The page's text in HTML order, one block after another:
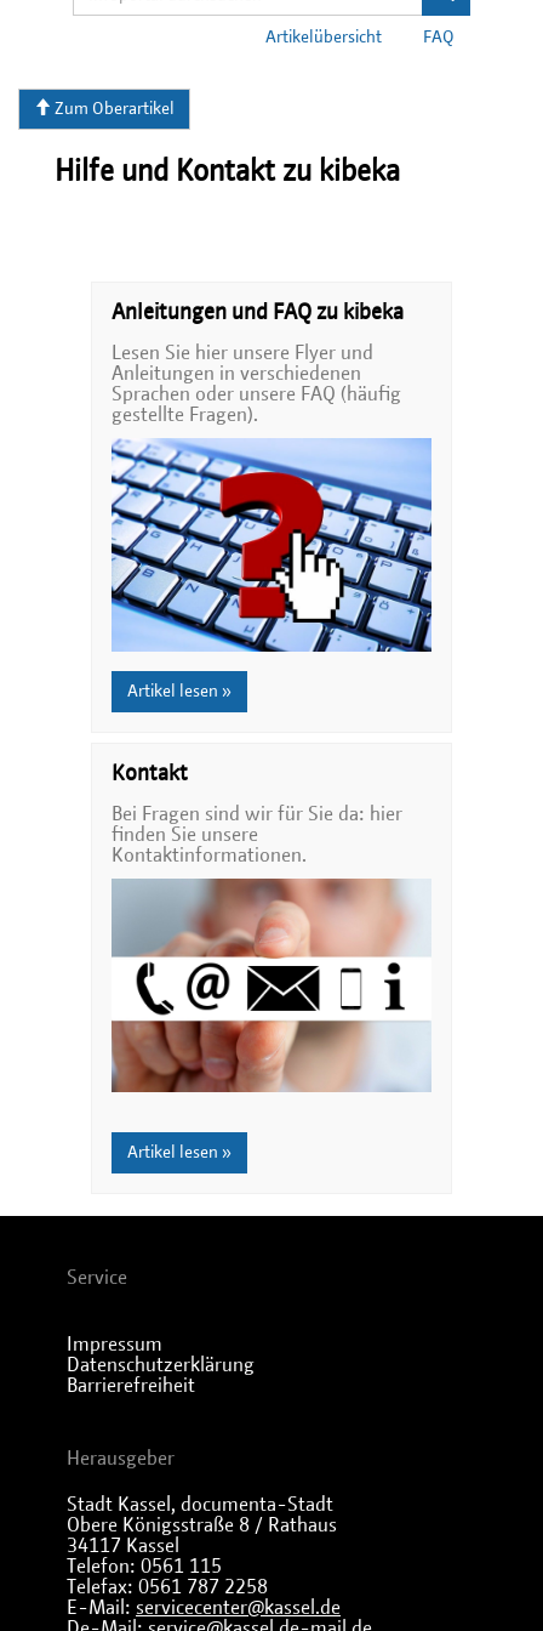
FAQ
Artikelübersicht
Zum Oberartikel
Hilfe und Kontakt zu kibeka
Anleitungen und FAQ zu kibeka
Lesen Sie hier unsere Flyer und
Anleitungen in verschiedenen
Sprachen oder unsere FAQ (häufig
gestellte Fragen).
Artikel lesen »
Kontakt
Bei Fragen sind wir für Sie da: hier
finden Sie unsere
Kontaktinformationen.
Artikel lesen »
Service
Impressum
Datenschutzerklärung
Barrierefreiheit
Herausgeber
Stadt Kassel, documenta-Stadt
Obere Königsstraße 8 / Rathaus
34117 Kassel
Telefon: 0561 115
Telefax: 0561 787 2258
E-Mail: servicecenter@kassel.de